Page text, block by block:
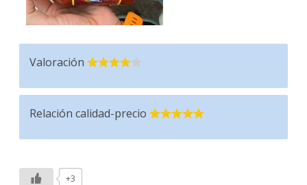
Valoración
Relación calidad-precio
+3